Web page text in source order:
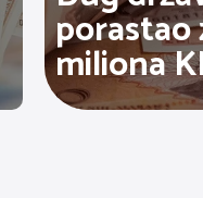
porastao
miliona